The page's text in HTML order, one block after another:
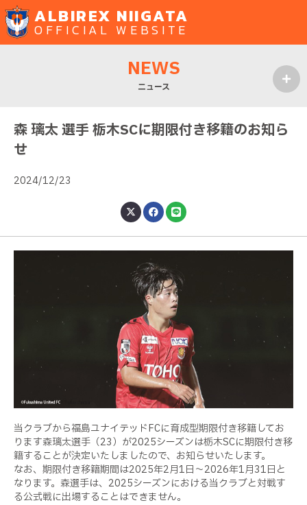
ALBIREX NIIGATA
OFFICIAL WEBSITE
NEWS
ニュース
森 璃太 選手 栃木SCに期限付き移籍のお知ら
せ
2024/12/23
当クラブから福島ユナイテッドFCに育成型期限付き移籍してお
ります森璃太選手（23）が2025シーズンは栃木SCに期限付き移
籍することが決定いたしましたので、お知らせいたします。
なお、期限付き移籍期間は2025年2月1日～2026年1月31日と
なります。森選手は、2025シーズンにおける当クラブと対戦す
る公式戦に出場することはできません。